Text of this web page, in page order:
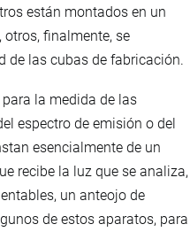
están montados en un
finalmente, se
de las cubas de fabricación.
la medida de las
espectro de emisión o del
esencialmente de un
recibe la luz que se analiza,
un anteojo de
de estos aparatos, para